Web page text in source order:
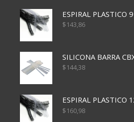
$143,86
$144,38
$160,98